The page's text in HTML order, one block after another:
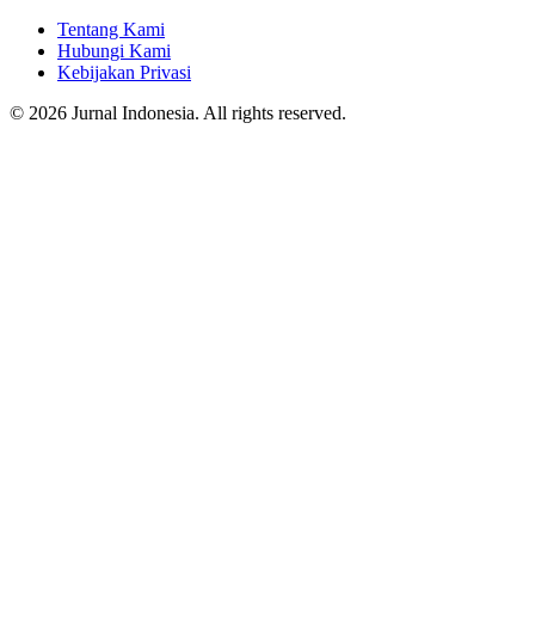
Tentang Kami
Hubungi Kami
Kebijakan Privasi
© 2026 Jurnal Indonesia. All rights reserved.